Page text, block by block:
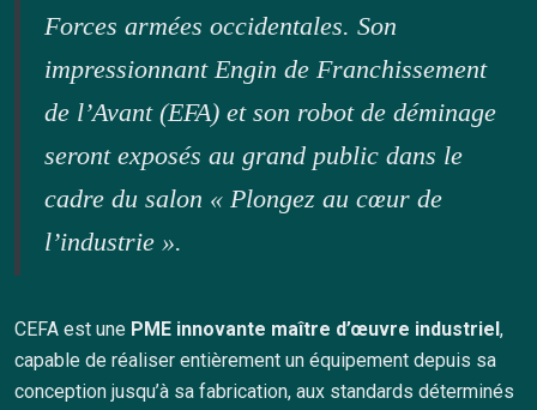
Forces armées occidentales. Son
impressionnant Engin de Franchissement
de l’Avant (EFA) et son robot de déminage
seront exposés au grand public dans le
cadre du salon « Plongez au cœur de
l’industrie ».
CEFA est une PME innovante maître d’œuvre industriel ,
capable de réaliser entièrement un équipement depuis sa
conception jusqu’à sa fabrication, aux standards déterminés